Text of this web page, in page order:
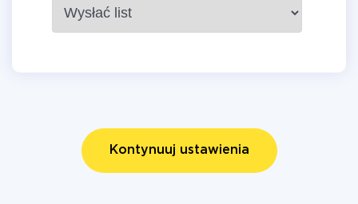
Kontynuuj ustawienia